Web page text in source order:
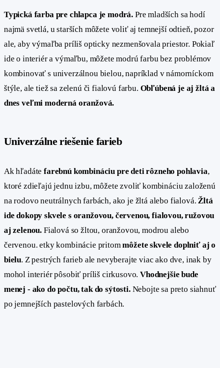
Typická farba pre chlapca je modrá. Pre mladších sa hodí
najmä svetlá, u starších môžete voliť aj temnejší odtieň, pozor
ale, aby výmaľba príliš opticky nezmenšovala priestor. Pokiaľ
ide o interiér a výmaľbu, môžete modrú farbu bez problémov
kombinovať s univerzálnou bielou, napríklad v námorníckom
štýle, ale tiež sa zelenú či fialovú farbu. Obľúbená je aj žltá a
dnes veľmi moderná oranžová.
Univerzálne riešenie farieb
Ak hľadátefarebnú kombináciu pre deti rôzneho pohlavia,
ktoré zdieľajú jednu izbu, môžete zvoliť kombináciu založenú
na rodovo neutrálnych farbách, ako je žltá alebo fialová. Žltá
ide dokopy skvele s oranžovou, červenou, fialovou, ružovou
aj zelenou. Fialová so žltou, oranžovou, modrou alebo
červenou. etky kombinácie pritommôžete skvele doplniť aj o
bielu. Z pestrých farieb ale nevyberajte viac ako dve, inak by
mohol interiér pôsobiť príliš cirkusovo.Vhodnejšie bude
menej - ako do počtu, tak do sýtosti.Nebojte sa preto siahnuť
po jemnejších pastelových farbách.